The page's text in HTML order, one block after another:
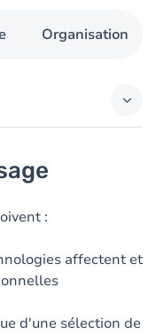
Organisation
:
affectent et
d'une sélection de